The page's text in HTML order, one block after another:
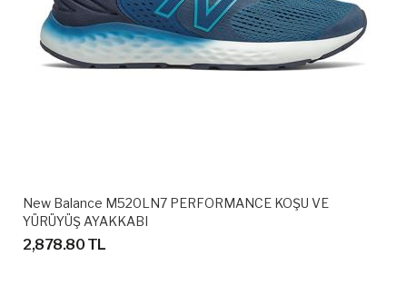
New Balance M520LN7 PERFORMANCE KOŞU VE
YÜRÜYÜŞ AYAKKABI
2,878.80 TL